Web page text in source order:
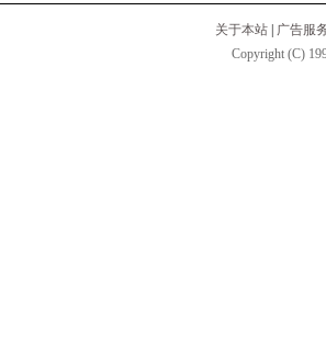
关于本站
广告服
Copyright (C)